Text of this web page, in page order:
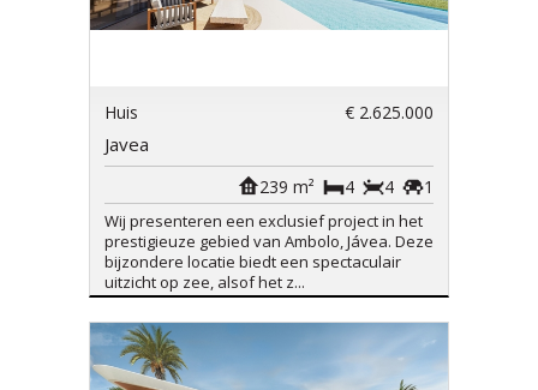
Huis € 2.625.000
Javea
1
4
4
239 m²
Wij presenteren een exclusief project in het
prestigieuze gebied van Ambolo, Jávea. Deze
bijzondere locatie biedt een spectaculair
uitzicht op zee, alsof het z...